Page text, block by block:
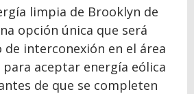
limpia de Brooklyn de
opción única que será
interconexión en el área
aceptar energía eólica
de que se completen